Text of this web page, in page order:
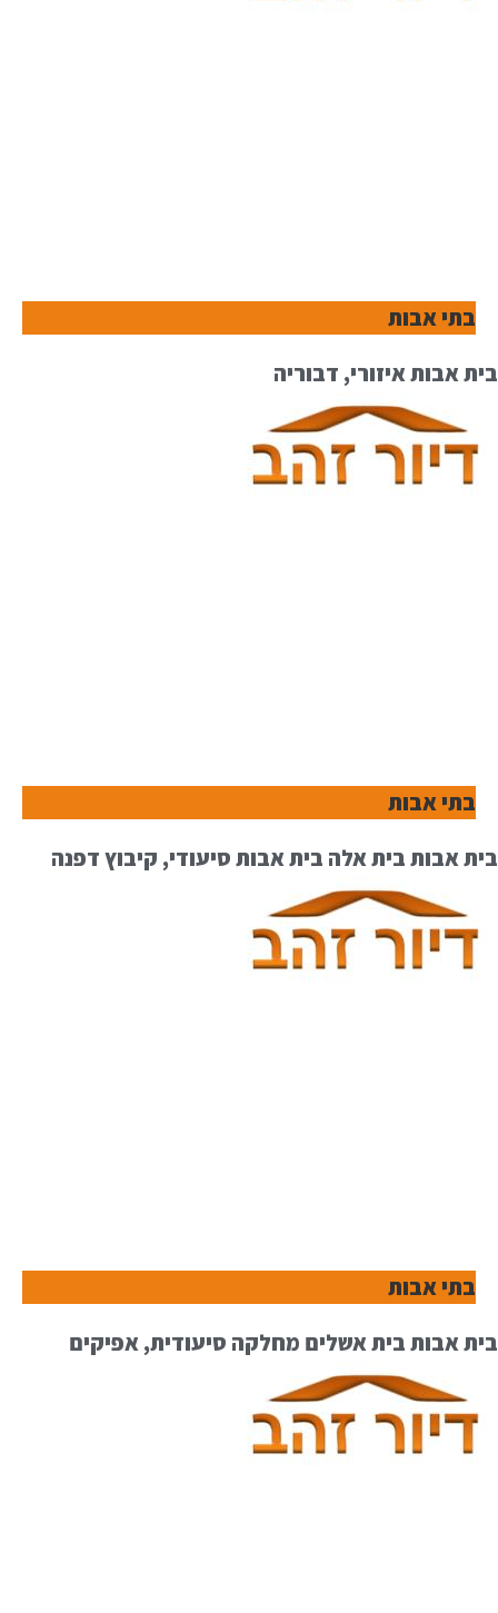
בתי אבות
בית אבות איזורי, דבוריה
בתי אבות
בית אבות בית אלה בית אבות סיעודי, קיבוץ דפנה
בתי אבות
בית אבות בית אשלים מחלקה סיעודית, אפיקים